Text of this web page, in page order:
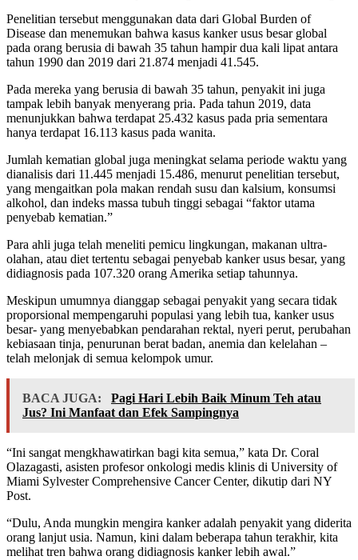
Penelitian tersebut menggunakan data dari Global Burden of
Disease dan menemukan bahwa kasus kanker usus besar global
pada orang berusia di bawah 35 tahun hampir dua kali lipat antara
tahun 1990 dan 2019 dari 21.874 menjadi 41.545.
Pada mereka yang berusia di bawah 35 tahun, penyakit ini juga
tampak lebih banyak menyerang pria. Pada tahun 2019, data
menunjukkan bahwa terdapat 25.432 kasus pada pria sementara
hanya terdapat 16.113 kasus pada wanita.
Jumlah kematian global juga meningkat selama periode waktu yang
dianalisis dari 11.445 menjadi 15.486, menurut penelitian tersebut,
yang mengaitkan pola makan rendah susu dan kalsium, konsumsi
alkohol, dan indeks massa tubuh tinggi sebagai “faktor utama
penyebab kematian.”
Para ahli juga telah meneliti pemicu lingkungan, makanan ultra-
olahan, atau diet tertentu sebagai penyebab kanker usus besar, yang
didiagnosis pada 107.320 orang Amerika setiap tahunnya.
Meskipun umumnya dianggap sebagai penyakit yang secara tidak
proporsional mempengaruhi populasi yang lebih tua, kanker usus
besar- yang menyebabkan pendarahan rektal, nyeri perut, perubahan
kebiasaan tinja, penurunan berat badan, anemia dan kelelahan –
telah melonjak di semua kelompok umur.
BACA JUGA:
Pagi Hari Lebih Baik Minum Teh atau
Jus? Ini Manfaat dan Efek Sampingnya
“Ini sangat mengkhawatirkan bagi kita semua,” kata Dr. Coral
Olazagasti, asisten profesor onkologi medis klinis di University of
Miami Sylvester Comprehensive Cancer Center, dikutip dari NY
Post.
“Dulu, Anda mungkin mengira kanker adalah penyakit yang diderita
orang lanjut usia. Namun, kini dalam beberapa tahun terakhir, kita
melihat tren bahwa orang didiagnosis kanker lebih awal.”